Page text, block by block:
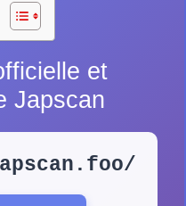
et
Japscan